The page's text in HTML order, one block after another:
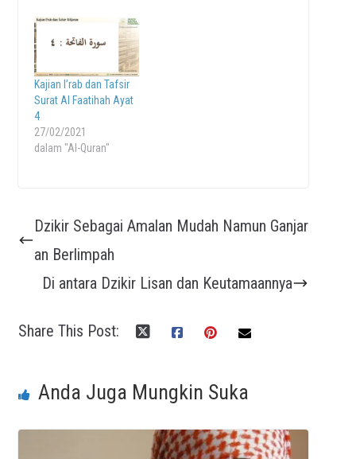
Kajian I’rab dan Tafsir
Surat Al Faatihah Ayat
4
27/02/2021
dalam "Al-Quran"
Dzikir Sebagai Amalan Mudah Namun Ganjar
an Berlimpah
Di antara Dzikir Lisan dan Keutamaannya
Share This Post:
Anda Juga Mungkin Suka